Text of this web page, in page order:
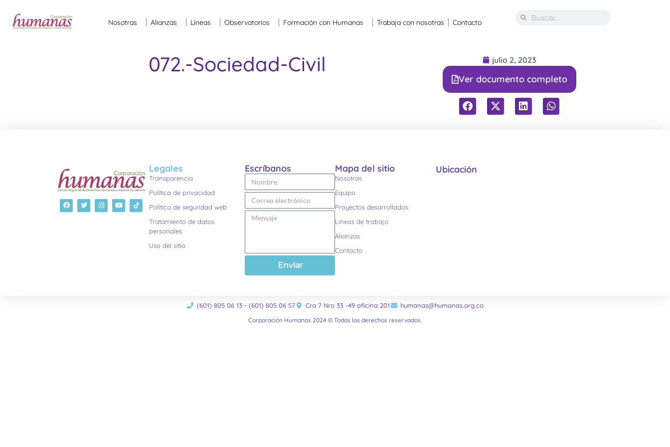
Nosotras Alianzas Líneas Observatorios Formación con Humanas Trabaja con nosotras Contacto
072.-Sociedad-Civil julio 2, 2023
Ver documento completo
Legales
Transparencia
Política de privacidad
Política de seguridad web
Tratamiento de datos
personales
Uso del sitio
Escríbanos
Enviar
Mapa del sitio
Nosotras
Equipo
Proyectos desarrollados
Lineas de trabajo
Alianzas
Contacto
Ubicación
(601) 805 06 13 - (601) 805 06 57 Cra 7 Nro 33 -49 oficina 201 humanas@humanas.org.co
Corporación Humanas 2024 © Todos los derechos reservados.